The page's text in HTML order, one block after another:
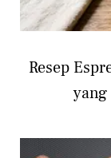
Resep